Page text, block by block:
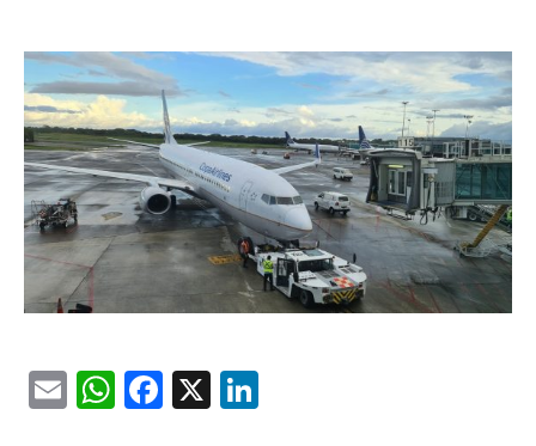
EmailWhatsApp
Facebook
X